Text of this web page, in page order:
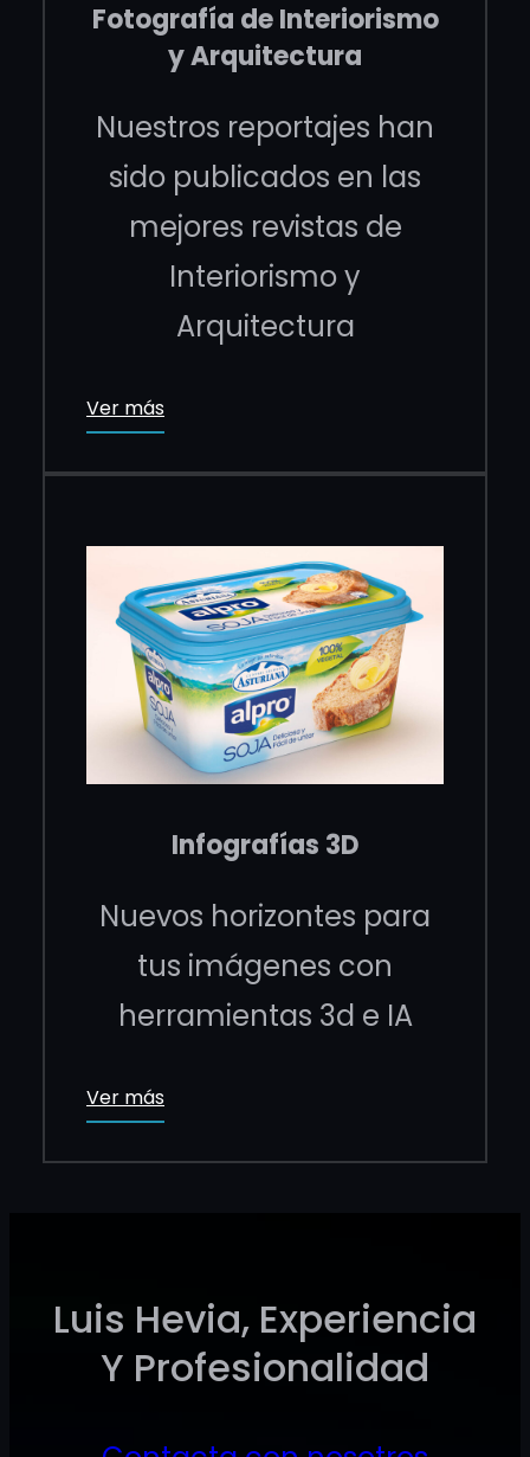
Fotografía de Interiorismo
y Arquitectura
Nuestros reportajes han
sido publicados en las
mejores revistas de
Interiorismo y
Arquitectura
Ver más
Infografías 3D
Nuevos horizontes para
tus imágenes con
herramientas 3d e IA
Ver más
Luis Hevia, Experiencia
Y Profesionalidad